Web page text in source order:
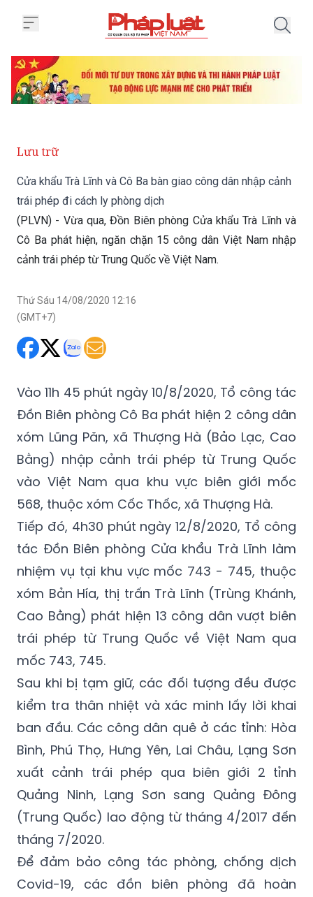
Lưu trữ
Cửa khẩu Trà Lĩnh và Cô Ba bàn giao công dân nhập cảnh
trái phép đi cách ly phòng dịch
(PLVN) - Vừa qua, Đồn Biên phòng Cửa khẩu Trà Lĩnh và
Cô Ba phát hiện, ngăn chặn 15 công dân Việt Nam nhập
cảnh trái phép từ Trung Quốc về Việt Nam.
Thứ Sáu 14/08/2020 12:16
(GMT+7)
Vào 11h 45 phút ngày 10/8/2020, Tổ công tác
Đồn Biên phòng Cô Ba phát hiện 2 công dân
xóm Lũng Păn, xã Thượng Hà (Bảo Lạc, Cao
Bằng) nhập cảnh trái phép từ Trung Quốc
vào Việt Nam qua khu vực biên giới mốc
568, thuộc xóm Cốc Thốc, xã Thượng Hà.
Tiếp đó, 4h30 phút ngày 12/8/2020, Tổ công
tác Đồn Biên phòng Cửa khẩu Trà Lĩnh làm
nhiệm vụ tại khu vực mốc 743 - 745, thuộc
xóm Bản Hía, thị trấn Trà Lĩnh (Trùng Khánh,
Cao Bằng) phát hiện 13 công dân vượt biên
trái phép từ Trung Quốc về Việt Nam qua
mốc 743, 745.
Sau khi bị tạm giữ, các đối tượng đều được
kiểm tra thân nhiệt và xác minh lấy lời khai
ban đầu. Các công dân quê ở các tỉnh: Hòa
Bình, Phú Thọ, Hưng Yên, Lai Châu, Lạng Sơn
xuất cảnh trái phép qua biên giới 2 tỉnh
Quảng Ninh, Lạng Sơn sang Quảng Đông
(Trung Quốc) lao động từ tháng 4/2017 đến
tháng 7/2020.
Để đảm bảo công tác phòng, chống dịch
Covid-19, các đồn biên phòng đã hoàn